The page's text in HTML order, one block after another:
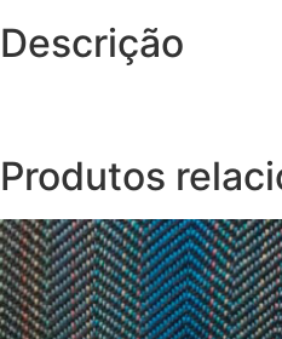
Descrição
Produtos